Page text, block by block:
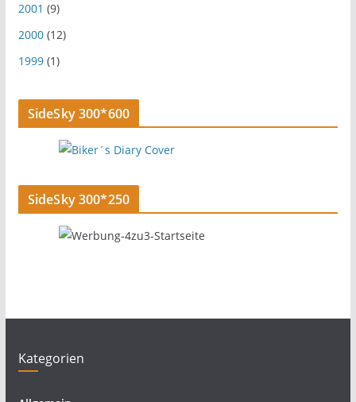
2001 (9)
2000(12)
1999(1)
SideSky 300*600
SideSky 300*250
Kategorien